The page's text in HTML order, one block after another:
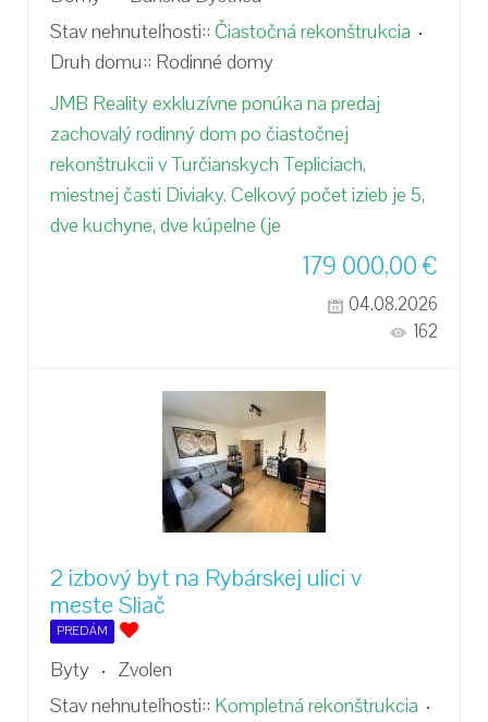
Stav nehnuteľnosti:: Čiastočná rekonštrukcia
Druh domu:: Rodinné domy
JMB Reality exkluzívne ponúka na predaj
zachovalý rodinný dom po čiastočnej
rekonštrukcii v Turčianskych Tepliciach,
miestnej časti Diviaky. Celkový počet izieb je 5,
dve kuchyne, dve kúpelne (je
179 000,00€
04.08.2026
162
2 izbový byt na Rybárskej ulici v
meste Sliač
PREDÁM
Byty
Zvolen
Stav nehnuteľnosti:: Kompletná rekonštrukcia